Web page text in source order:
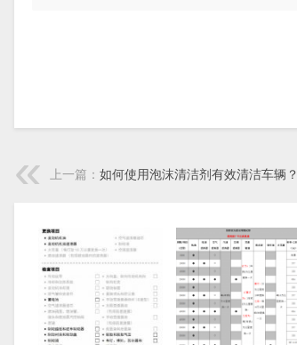
上一篇： 如何使用泡沫清洁剂有效清洁车辆？